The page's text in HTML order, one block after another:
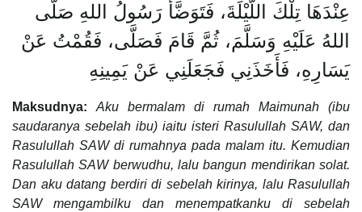
عِنْدَهَا تِلْكَ اللَّيْلَةَ، فَتَوَضَّأَ رَسُولُ اللهِ صَلَّى
اللهُ عَلَيْهِ وَسَلَّمَ، ثُمَّ قَامَ فَصَلَّى، فَقُمْتُ عَنْ
يَسَارِهِ، فَأَخَذَنِي فَجَعَلَنِي عَنْ يَمِينِهِ
Maksudnya: Aku bermalam di rumah Maimunah (ibu
saudaranya sebelah ibu) iaitu isteri Rasulullah SAW, dan
Rasulullah SAW di rumahnya pada malam itu. Kemudian
Rasulullah SAW berwudhu, lalu bangun mendirikan solat.
Dan aku datang berdiri di sebelah kirinya, lalu Rasulullah
SAW mengambilku dan menempatkanku di sebelah